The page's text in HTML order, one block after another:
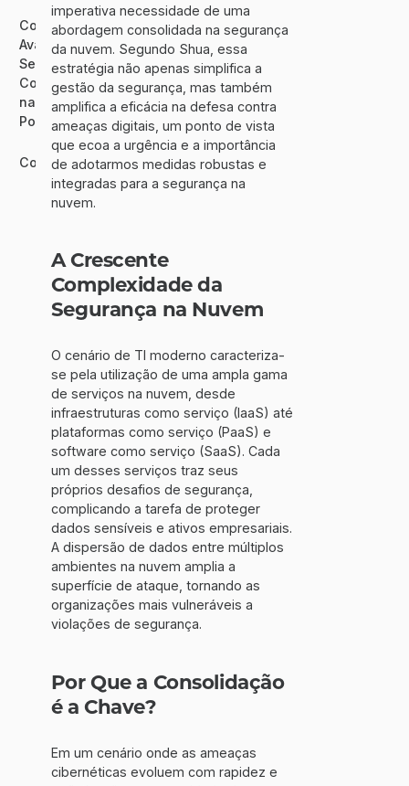
imperativa necessidade de uma
abordagem consolidada na segurança
da nuvem. Segundo Shua, essa
estratégia não apenas simplifica a
gestão da segurança, mas também
amplifica a eficácia na defesa contra
ameaças digitais, um ponto de vista
que ecoa a urgência e a importância
de adotarmos medidas robustas e
integradas para a segurança na
nuvem.
A Crescente
Complexidade da
Segurança na Nuvem
O cenário de TI moderno caracteriza-
se pela utilização de uma ampla gama
de serviços na nuvem, desde
infraestruturas como serviço (IaaS) até
plataformas como serviço (PaaS) e
software como serviço (SaaS). Cada
um desses serviços traz seus
próprios desafios de segurança,
complicando a tarefa de proteger
dados sensíveis e ativos empresariais.
A dispersão de dados entre múltiplos
ambientes na nuvem amplia a
superfície de ataque, tornando as
organizações mais vulneráveis a
violações de segurança.
Por Que a Consolidação
é a Chave?
Em um cenário onde as ameaças
cibernéticas evoluem com rapidez e
Como Nossa
Avaliação de
Segurança e
Conformidade
na Nuvem
Pode Ajudar
Conclusão